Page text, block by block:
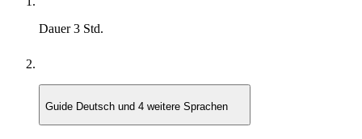
Dauer3 Std.
Guide Deutsch und 4 weitere Sprachen